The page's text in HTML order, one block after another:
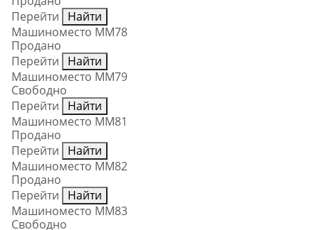
Перейти
Найти
Машиноместо ММ78
Продано
Перейти
Найти
Машиноместо ММ79
Свободно
Перейти
Найти
Машиноместо ММ81
Продано
Перейти
Найти
Машиноместо ММ82
Продано
Перейти
Найти
Машиноместо ММ83
Свободно